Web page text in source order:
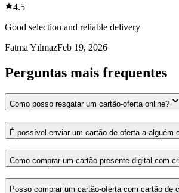
4.5
Good selection and reliable delivery
Fatma YılmazFeb 19, 2026
Perguntas mais frequentes
Como posso resgatar um cartão-oferta online?
É possível enviar um cartão de oferta a alguém
Como comprar um cartão presente digital com
Posso comprar um cartão-oferta com cartão de